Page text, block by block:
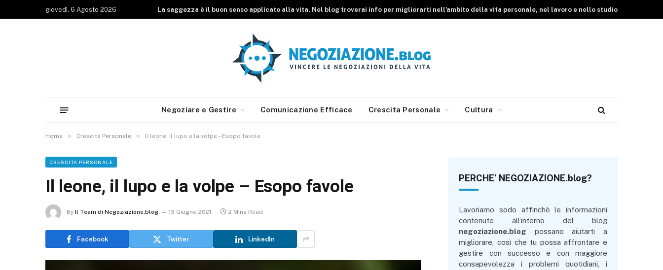
giovedì, 6 Agosto 2026 La saggezza è il buon senso applicato alla vita. Nel blog troverai info per migliorarti nell'ambito della vita personale, nel lavoro e nello studio
Negoziare e Gestire Comunicazione Efficace Crescita Personale Cultura
Home » Crescita Personale » Il leone, il lupo e la volpe – Esopo favole
CRESCITA PERSONALE
Il leone, il lupo e la volpe – Esopo favole
By Il Team di Negoziazione.blog 13 Giugno 2021 2 Mins Read
Facebook Twitter LinkedIn
PERCHE’ NEGOZIAZIONE.blog?
Lavoriamo sodo affinchè le informazioni
contenute all’interno del blog
negoziazione.blog possano aiutarti a
migliorare, così che tu possa affrontare e
gestire con successo e con maggiore
consapevolezza i problemi quotidiani, i